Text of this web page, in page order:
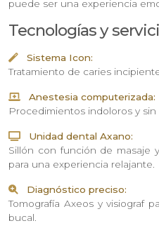
puede ser una experiencia
Tecnologías y
Sistema Icon:
Tratamiento de caries
Anestesia computerizada:
Procedimientos indoloros y sin
Unidad dental Axano:
Sillón con función de masaje
para una experiencia relajante.
Diagnóstico preciso:
Tomografía Axeos y visiograf
bucal.